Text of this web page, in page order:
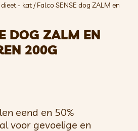
- kat/ Falco SENSE dog ZALM en
DOG ZALM EN
200G
eend en 50%
voor gevoelige en